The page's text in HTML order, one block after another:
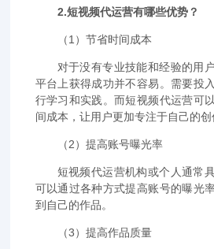
2.短视频代运营有哪些优势？
（1）节省时间成本
对于没有专业技能和经验的用
平台上获得成功并不容易。需要投
行学习和实践。而短视频代运营可
间成本，让用户更加专注于自己的创
（2）提高账号曝光率
短视频代运营机构或个人通常
可以通过各种方式提高账号的曝光
到自己的作品。
（3）提高作品质量